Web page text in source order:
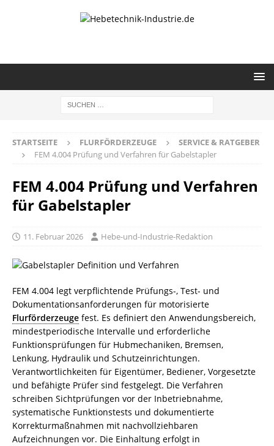
STARTSEITE FLURFÖRDERZEUGE
SERVICE & RATGEBER
FEM 4.004 Prüfung und Verfahren für Gabelstapler
FEM 4.004 Prüfung und Verfahren
für Gabelstapler
11. Februar 2026 Hebe-und-Industrie-Redaktion
FEM 4.004 legt verpflichtende Prüfungs-, Test- und
Dokumentationsanforderungen für motorisierte
Flurförderzeuge fest. Es definiert den Anwendungsbereich,
mindestperiodische Intervalle und erforderliche
Funktionsprüfungen für Hubmechaniken, Bremsen,
Lenkung, Hydraulik und Schutzeinrichtungen.
Verantwortlichkeiten für Eigentümer, Bediener, Vorgesetzte
und befähigte Prüfer sind festgelegt. Die Verfahren
schreiben Sichtprüfungen vor der Inbetriebnahme,
systematische Funktionstests und dokumentierte
Korrekturmaßnahmen mit nachvollziehbaren
Aufzeichnungen vor. Die Einhaltung erfolgt in